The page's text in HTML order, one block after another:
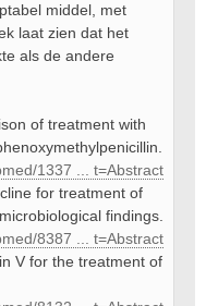
middel, met
laat zien dat het
als de andere
of treatment with
1337 ... t=Abstract
for treatment of
findings.
8387 ... t=Abstract
V for the treatment of